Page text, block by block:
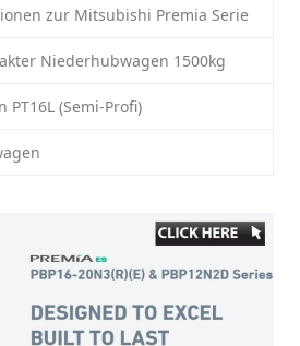
zur Mitsubishi Premia Serie
Niederhubwagen 1500kg
(Semi-Profi)